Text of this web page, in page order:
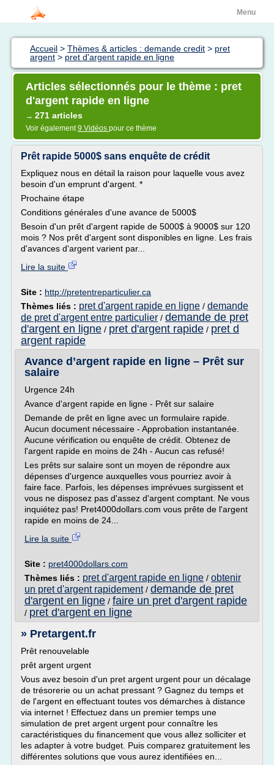
Menu
Accueil > Thèmes & articles : demande credit > pret
argent > pret d'argent rapide en ligne
Articles sélectionnés pour le thème : pret
d'argent rapide en ligne
→ 271 articles
Voir également9 Vidéos pour ce thème
Prêt rapide 5000$ sans enquête de crédit
Expliquez nous en détail la raison pour laquelle vous avez
besoin d'un emprunt d'argent. *
Prochaine étape
Conditions générales d'une avance de 5000$
Besoin d'un prêt d'argent rapide de 5000$ à 9000$ sur 120
mois ? Nos prêt d'argent sont disponibles en ligne. Les frais
d'avances d'argent varient par...
Lire la suite
Site : http://pretentreparticulier.ca
Thèmes liés : pret d'argent rapide en ligne / demande
de pret d'argent entre particulier / demande de pret
d'argent en ligne / pret d'argent rapide / pret d
argent rapide
Avance d’argent rapide en ligne – Prêt sur
salaire
Urgence 24h
Avance d'argent rapide en ligne - Prêt sur salaire
Demande de prêt en ligne avec un formulaire rapide.
Aucun document nécessaire - Approbation instantanée.
Aucune vérification ou enquête de crédit. Obtenez de
l'argent rapide en moins de 24h - Aucun cas refusé!
Les prêts sur salaire sont un moyen de répondre aux
dépenses d'urgence auxquelles vous pourriez avoir à
faire face. Parfois, les dépenses imprévues surgissent et
vous ne disposez pas d'assez d'argent comptant. Ne vous
inquiétez pas! Pret4000dollars.com vous prête de l'argent
rapide en moins de 24...
Lire la suite
Site : pret4000dollars.com
Thèmes liés : pret d'argent rapide en ligne / obtenir
un pret d'argent rapidement/ demande de pret
d'argent en ligne / faire un pret d'argent rapide
/ pret d'argent en ligne
» Pretargent.fr
Prêt renouvelable
prêt argent urgent
Vous avez besoin d'un pret argent urgent pour un décalage
de trésorerie ou un achat pressant ? Gagnez du temps et
de l'argent en effectuant toutes vos démarches à distance
via internet ! Effectuez dans un premier temps une
simulation de pret argent urgent pour connaître les
caractéristiques du financement que vous allez solliciter et
les adapter à votre budget. Puis comparez gratuitement les
différentes solutions que vous aurez identifiées en...